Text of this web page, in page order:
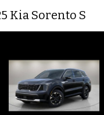
Kia Sorento S